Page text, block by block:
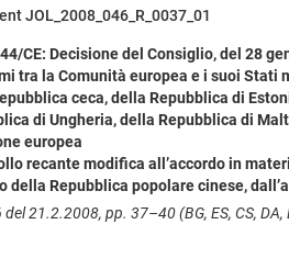
JOL_2008_046_R_0037_01
CE: Decisione del Consiglio, del 28
tra la Comunità europea e i suoi Stati
ceca, della Repubblica di
di Ungheria, della Repubblica di
europea
recante modifica all’accordo in
della Repubblica popolare cinese,
del 21.2.2008, pp. 37–40 (BG, ES, CS, DA,